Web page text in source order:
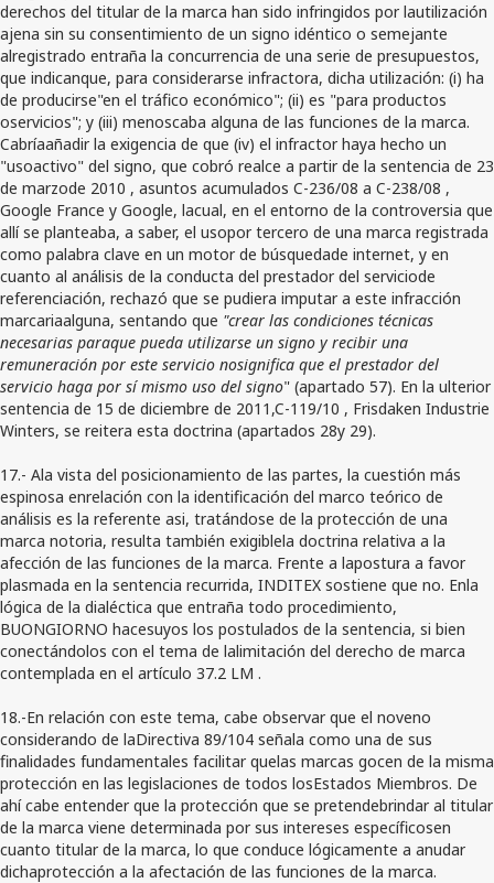
derechos del titular de la marca han sido infringidos por lautilización
ajena sin su consentimiento de un signo idéntico o semejante
alregistrado entraña la concurrencia de una serie de presupuestos,
que indicanque, para considerarse infractora, dicha utilización: (i) ha
de producirse"en el tráfico económico"; (ii) es "para productos
oservicios"; y (iii) menoscaba alguna de las funciones de la marca.
Cabríaañadir la exigencia de que (iv) el infractor haya hecho un
"usoactivo" del signo, que cobró realce a partir de la sentencia de 23
de marzode 2010 , asuntos acumulados C-236/08 a C-238/08 ,
Google France y Google, lacual, en el entorno de la controversia que
allí se planteaba, a saber, el usopor tercero de una marca registrada
como palabra clave en un motor de búsquedade internet, y en
cuanto al análisis de la conducta del prestador del serviciode
referenciación, rechazó que se pudiera imputar a este infracción
marcariaalguna, sentando que "crear las condiciones técnicas
necesarias paraque pueda utilizarse un signo y recibir una
remuneración por este servicio nosignifica que el prestador del
servicio haga por sí mismo uso del signo" (apartado 57). En la ulterior
sentencia de 15 de diciembre de 2011,C-119/10 , Frisdaken Industrie
Winters, se reitera esta doctrina (apartados 28y 29).
17.- Ala vista del posicionamiento de las partes, la cuestión más
espinosa enrelación con la identificación del marco teórico de
análisis es la referente asi, tratándose de la protección de una
marca notoria, resulta también exigiblela doctrina relativa a la
afección de las funciones de la marca. Frente a lapostura a favor
plasmada en la sentencia recurrida, INDITEX sostiene que no. Enla
lógica de la dialéctica que entraña todo procedimiento,
BUONGIORNO hacesuyos los postulados de la sentencia, si bien
conectándolos con el tema de lalimitación del derecho de marca
contemplada en el artículo 37.2 LM .
18.-En relación con este tema, cabe observar que el noveno
considerando de laDirectiva 89/104 señala como una de sus
finalidades fundamentales facilitar quelas marcas gocen de la misma
protección en las legislaciones de todos losEstados Miembros. De
ahí cabe entender que la protección que se pretendebrindar al titular
de la marca viene determinada por sus intereses específicosen
cuanto titular de la marca, lo que conduce lógicamente a anudar
dichaprotección a la afectación de las funciones de la marca.